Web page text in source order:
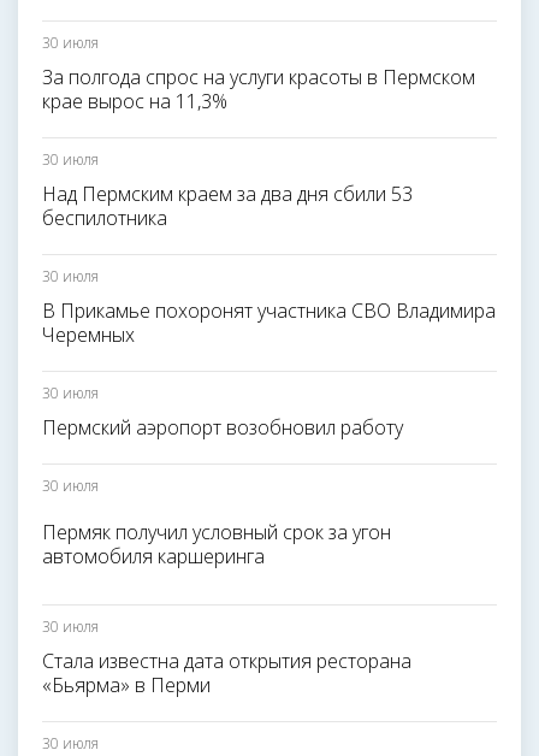
30 июля
За полгода спрос на услуги красоты в Пермском
крае вырос на 11,3%
30 июля
Над Пермским краем за два дня сбили 53
беспилотника
30 июля
В Прикамье похоронят участника СВО Владимира
Черемных
30 июля
Пермский аэропорт возобновил работу
30 июля
Пермяк получил условный срок за угон
автомобиля каршеринга
30 июля
Стала известна дата открытия ресторана
«Бьярма» в Перми
30 июля